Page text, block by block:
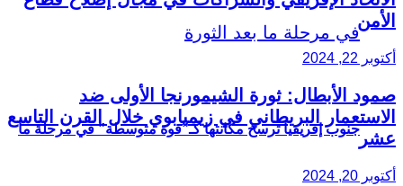
جنوب إفريقيا ترسخ مكانتها كـ”قوة متوسطة” في مرحلة ما
الأمن
أكتوبر 22, 2024
صمود الأبطال: ثورة الشيمورنجا الأولى ضد
الاستعمار البريطاني في زيمبابوي خلال القرن التاسع
عشر
أكتوبر 20, 2024